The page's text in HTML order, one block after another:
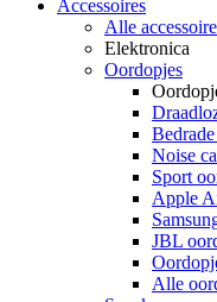
Accessoires
Alle
Elektronica
Oordopjes
Noise
Sport
Apple
JBL
Alle